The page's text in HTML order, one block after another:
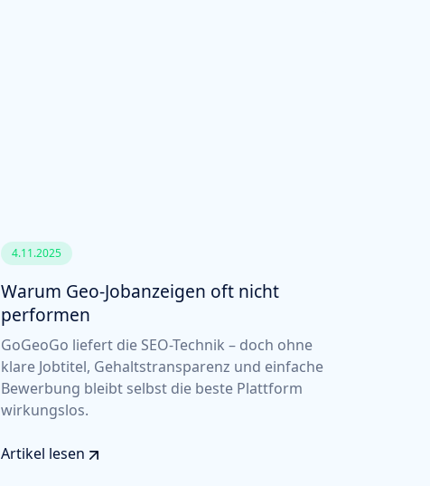
4.11.2025
Warum Geo-Jobanzeigen oft nicht
performen
GoGeoGo liefert die SEO-Technik – doch ohne
klare Jobtitel, Gehaltstransparenz und einfache
Bewerbung bleibt selbst die beste Plattform
wirkungslos.
Artikel lesen